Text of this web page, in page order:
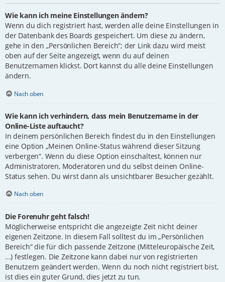
Wie kann ich meine Einstellungen ändern?
Wenn du dich registriert hast, werden alle deine Einstellungen in
der Datenbank des Boards gespeichert. Um diese zu ändern,
gehe in den „Persönlichen Bereich“; der Link dazu wird meist
oben auf der Seite angezeigt, wenn du auf deinen
Benutzernamen klickst. Dort kannst du alle deine Einstellungen
ändern.
Nach oben
Wie kann ich verhindern, dass mein Benutzername in der
Online-Liste auftaucht?
In deinem persönlichen Bereich findest du in den Einstellungen
eine Option „Meinen Online-Status während dieser Sitzung
verbergen“. Wenn du diese Option einschaltest, können nur
Administratoren, Moderatoren und du selbst deinen Online-
Status sehen. Du wirst dann als unsichtbarer Besucher gezählt.
Nach oben
Die Forenuhr geht falsch!
Möglicherweise entspricht die angezeigte Zeit nicht deiner
eigenen Zeitzone. In diesem Fall solltest du im „Persönlichen
Bereich“ die für dich passende Zeitzone (Mitteleuropäische Zeit,
...) festlegen. Die Zeitzone kann dabei nur von registrierten
Benutzern geändert werden. Wenn du noch nicht registriert bist,
ist dies ein guter Grund, dies jetzt zu tun.